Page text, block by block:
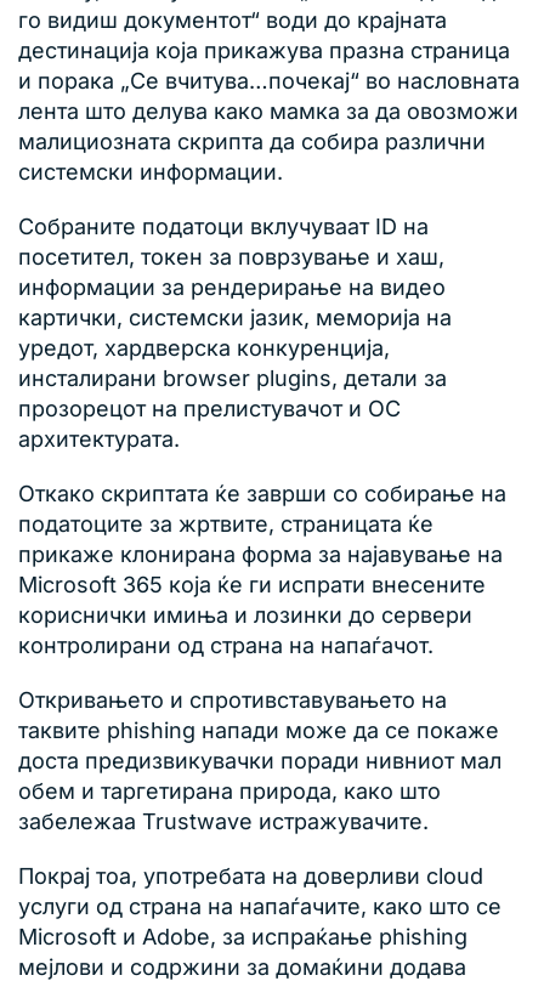
го видиш документот“ води до крајната
дестинација која прикажува празна страница
и порака „Се вчитува…почекај“ во насловната
лента што делува како мамка за да овозможи
малициозната скрипта да собира различни
системски информации.
Собраните податоци вклучуваат ID на
посетител, токен за поврзување и хаш,
информации за рендерирање на видео
картички, системски јазик, меморија на
уредот, хардверска конкуренција,
инсталирани browser plugins, детали за
прозорецот на прелистувачот и ОС
архитектурата.
Откако скриптата ќе заврши со собирање на
податоците за жртвите, страницата ќе
прикаже клонирана форма за најавување на
Microsoft 365 која ќе ги испрати внесените
кориснички имиња и лозинки до сервери
контролирани од страна на напаѓачот.
Откривањето и спротивставувањето на
таквите phishing напади може да се покаже
доста предизвикувачки поради нивниот мал
обем и таргетирана природа, како што
забележаа Trustwave истражувачите.
Покрај тоа, употребата на доверливи cloud
услуги од страна на напаѓачите, како што се
Microsoft и Adobe, за испраќање phishing
мејлови и содржини за домаќини додава